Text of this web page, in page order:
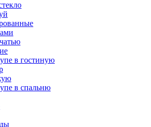
в гостиную
в спальню